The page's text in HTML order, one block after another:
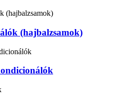
(hajbalzsamok)
(hajbalzsamok)